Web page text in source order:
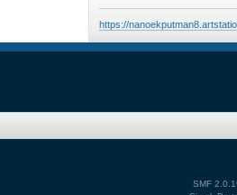
https://
SMF